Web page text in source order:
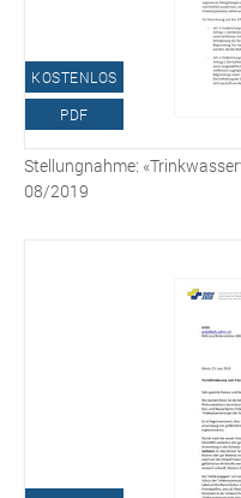
KOSTENLOS
PDF
Stellungnahme:
08/2019